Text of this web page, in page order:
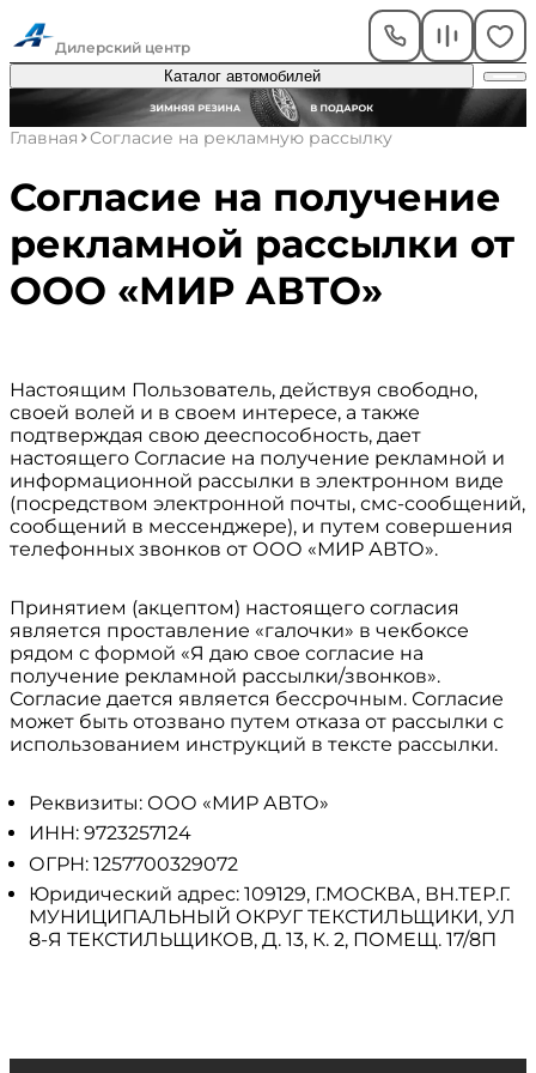
Дилерский центр
Каталог автомобилей
Главная Согласие на рекламную рассылку
Согласие на получение
рекламной рассылки от
ООО «МИР АВТО»
Настоящим Пользователь, действуя свободно,
своей волей и в своем интересе, а также
подтверждая свою дееспособность, дает
настоящего Согласие на получение рекламной и
информационной рассылки в электронном виде
(посредством электронной почты, смс-сообщений,
сообщений в мессенджере), и путем совершения
телефонных звонков от ООО «МИР АВТО».
Принятием (акцептом) настоящего согласия
является проставление «галочки» в чекбоксе
рядом с формой «Я даю свое согласие на
получение рекламной рассылки/звонков».
Согласие дается является бессрочным. Согласие
может быть отозвано путем отказа от рассылки с
использованием инструкций в тексте рассылки.
Реквизиты: ООО «МИР АВТО»
ИНН: 9723257124
ОГРН: 1257700329072
Юридический адрес: 109129, Г.МОСКВА, ВН.ТЕР.Г.
МУНИЦИПАЛЬНЫЙ ОКРУГ ТЕКСТИЛЬЩИКИ, УЛ
8-Я ТЕКСТИЛЬЩИКОВ, Д. 13, К. 2, ПОМЕЩ. 17/8П